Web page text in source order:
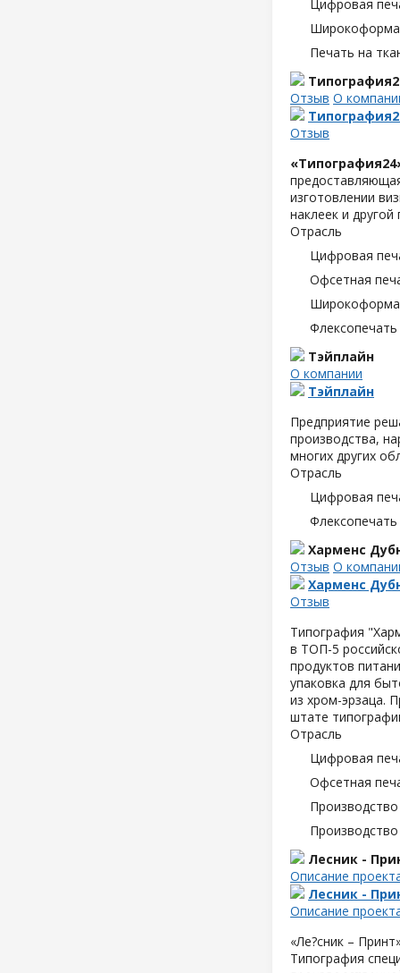
Цифровая
Печать на
Отзыв О
Отзыв
изготовлении
наклеек и
Отрасль
Цифровая
Офсетная
Тэйплайн
О компании
Тэйплайн
Предприятие
производства,
многих других
Отрасль
Цифровая
Харменс
Отзыв О
Харменс
Отзыв
Типография
в ТОП-5
продуктов
упаковка для
из хром-эрзаца.
штате
Отрасль
Цифровая
Офсетная
Лесник -
Описание
Лесник -
Описание
«Ле?сник –
Типография